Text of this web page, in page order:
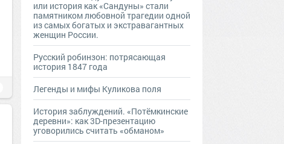
или история как «Сандуны» стали
памятником любовной трагедии одной
из самых богатых и экстравагантных
женщин России.
Русский робинзон: потрясающая
история 1847 года
Легенды и мифы Куликова поля
История заблуждений. «Потёмкинские
деревни»: как 3D-презентацию
уговорились считать «обманом»